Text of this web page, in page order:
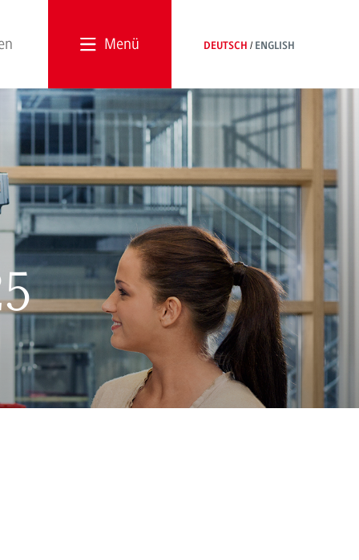
Menü DEUTSCH ENGLISH